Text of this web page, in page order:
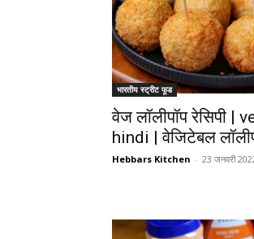
भारतीय स्ट्रीट फूड
वेज लॉलीपॉप रेसिपी |
hindi | वेजिटेबल
Hebbars Kitchen - 23 जनवरी